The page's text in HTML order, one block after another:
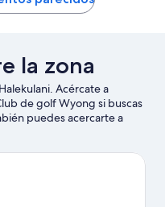
51 €
la zona
Acércate a
de golf Wyong si buscas
puedes acercarte a
Pelican Plaza y